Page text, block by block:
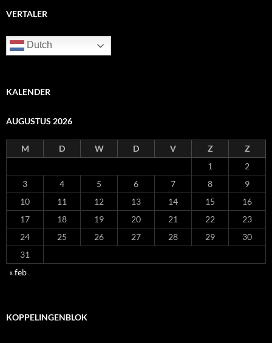
VERTALER
Dutch
KALENDER
AUGUSTUS 2026
M D W D V Z
Z
1
2
3
4 5 6 7 8
9
10
11 12 13 14 15
16
17
18 19 20 21 22
23
24
25 26 27 28 29
30
31
« feb
KOPPELINGENBLOK